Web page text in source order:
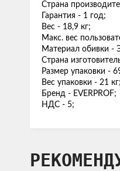
Страна
Гарантия - 1 год;
Вес - 18,9 кг;
Макс. вес
Материал обивки -
Страна
Размер упаковки -
Вес упаковки - 21 кг;
Бренд - EVERPROF;
НДС - 5;